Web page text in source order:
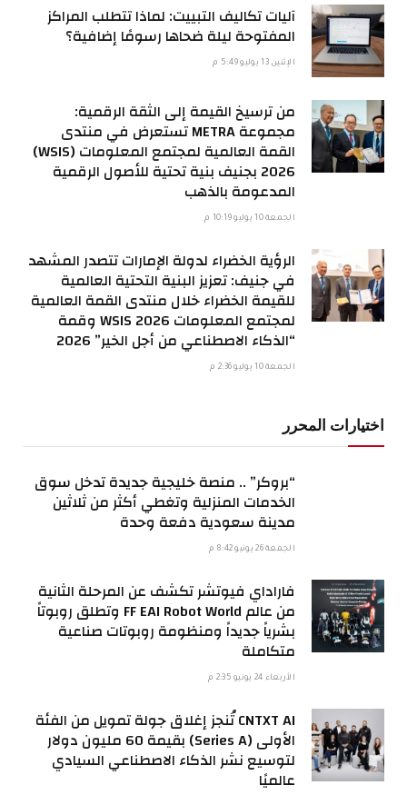
آليات تكاليف التبييت: لماذا تتطلب المراكز
المفتوحة ليلة ضحاها رسومًا إضافية؟
الإثنين 13 يوليو 5:49 م
من ترسيخ القيمة إلى الثقة الرقمية:
مجموعة METRA تستعرض في منتدى
القمة العالمية لمجتمع المعلومات (WSIS)
2026 بجنيف بنية تحتية للأصول الرقمية
المدعومة بالذهب
الجمعة 10 يوليو 10:19 م
الرؤية الخضراء لدولة الإمارات تتصدر المشهد
في جنيف: تعزيز البنية التحتية العالمية
للقيمة الخضراء خلال منتدى القمة العالمية
لمجتمع المعلومات WSIS 2026 وقمة
“الذكاء الاصطناعي من أجل الخير” 2026
الجمعة 10 يوليو 2:36 م
اختيارات المحرر
“بروكر” .. منصة خليجية جديدة تدخل سوق
الخدمات المنزلية وتغطي أكثر من ثلاثين
مدينة سعودية دفعة وحدة
الجمعة 26 يونيو 8:42 م
فاراداي فيوتشر تكشف عن المرحلة الثانية
من عالم FF EAI Robot World وتطلق روبوتاً
بشرياً جديداً ومنظومة روبوتات صناعية
متكاملة
الأربعاء 24 يونيو 2:35 م
CNTXT AI تُنجز إغلاق جولة تمويل من الفئة
الأولى (Series A) بقيمة 60 مليون دولار
لتوسيع نشر الذكاء الاصطناعي السيادي
عالميًا